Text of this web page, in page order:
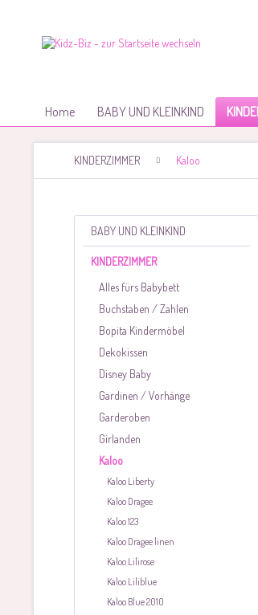
Home BABY UND KLEINKIND
KINDERZIMMER Kaloo
BABY UND KLEINKIND
KINDERZIMMER
Alles fürs Babybett
Buchstaben / Zahlen
Bopita Kindermöbel
Dekokissen
Disney Baby
Gardinen / Vorhänge
Garderoben
Girlanden
Kaloo
Kaloo Liberty
Kaloo Dragee
Kaloo 123
Kaloo Dragee linen
Kaloo Lilirose
Kaloo Liliblue
Kaloo Blue 2010